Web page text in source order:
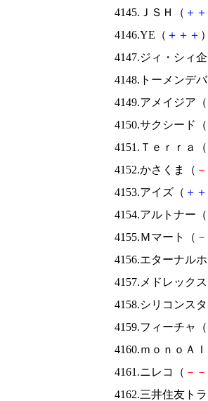
4145.ＪＳＨ（ ＋ ＋
4146.YE（ ＋ ＋ ＋
4147.ジィ・シィ
4148.トーメンデ
4149.アメイジア（
4150.サクシード（
4151.Ｔｅｒｒａ（
4152.かさくま（ －
4153.アイズ（ ＋ ＋
4154.アルトナー（
4155.Ｍマート（ －
4156.エターナル
4157.メドレック
4158.シリコンス
4159.フィーチャ（
4160.ｍｏｎｏＡ
4161.ニレコ（ － －
4162.三井住友ト